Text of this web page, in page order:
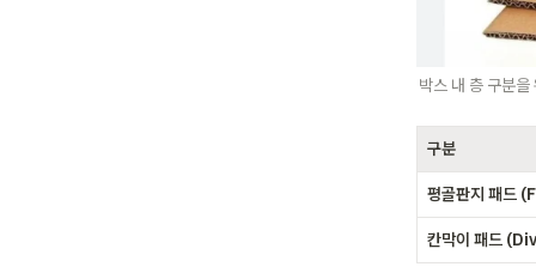
박스 내 층 구분
구분
평골판지 패드
칸막이 패드